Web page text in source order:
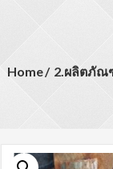
Home 2.ผลิตภัณ